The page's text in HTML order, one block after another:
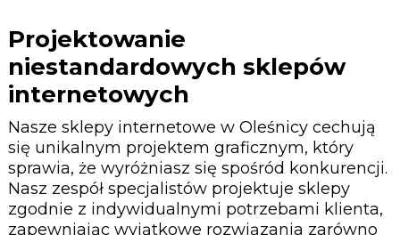
Projektowanie
niestandardowych sklepów
internetowych
Nasze sklepy internetowe w Oleśnicy cechują
się unikalnym projektem graficznym, który
sprawia, że wyróżniasz się spośród konkurencji.
Nasz zespół specjalistów projektuje sklepy
zgodnie z indywidualnymi potrzebami klienta,
zapewniając wyjątkowe rozwiązania zarówno